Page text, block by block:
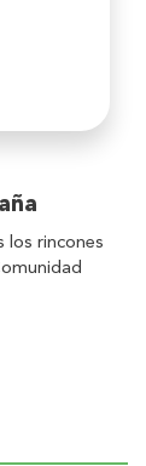
los rincones